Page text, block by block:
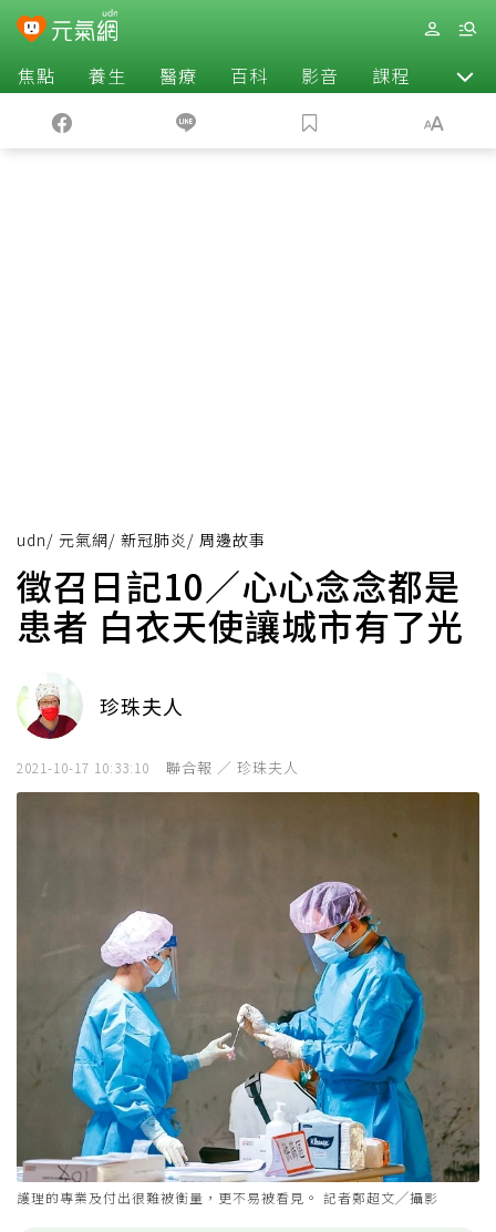
焦點 養生 醫療 百科 影音 課程 退休
udn/ 元氣網/ 新冠肺炎 / 周邊故事
徵召日記10／心心念念都是
患者 白衣天使讓城市有了光
珍珠夫人
2021-10-17 10:33:10 聯合報 ／ 珍珠夫人
護理的專業及付出很難被衡量，更不易被看見。 記者鄭超文╱攝影